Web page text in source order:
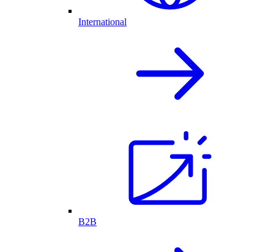
International
B2B